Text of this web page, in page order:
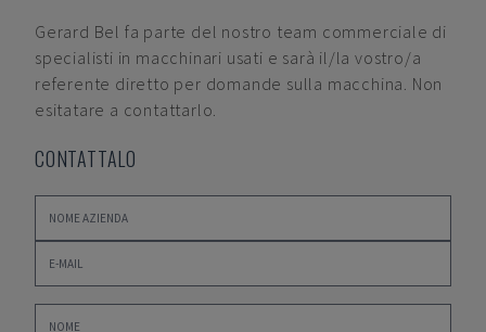
Gerard Bel fa parte del nostro team commerciale di
specialisti in macchinari usati e sarà il/la vostro/a
referente diretto per domande sulla macchina. Non
esitatare a contattarlo.
CONTATTALO